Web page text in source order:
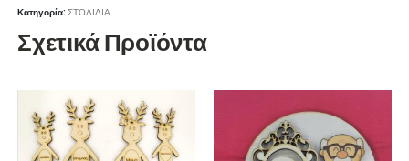
Κατηγορία:ΣΤΟΛΙΔΙΑ
Σχετικά Προϊόντα